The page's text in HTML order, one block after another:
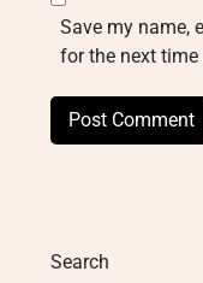
Save my name,
for the next time
Search